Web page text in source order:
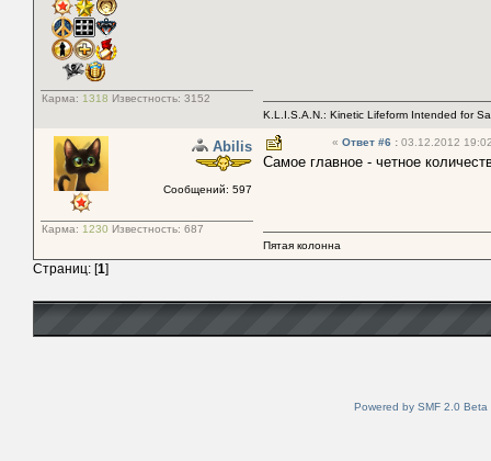
Карма: 1318 Известность: 3152
K.L.I.S.A.N.: Kinetic Lifeform Intended for
Abilis
Сообщений: 597
Карма: 1230 Известность: 687
« Ответ #6 : 03.12.2012
Самое главное - четное
Пятая колонна
Страниц: [1]
Powered by SMF 2.0 Beta